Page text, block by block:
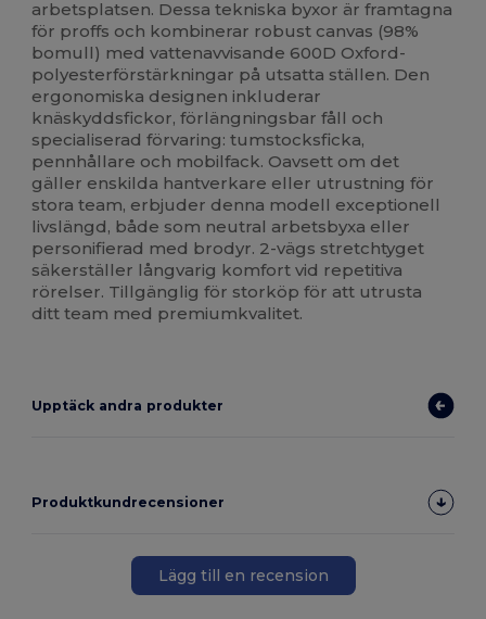
arbetsplatsen. Dessa tekniska byxor är framtagna
för proffs och kombinerar robust canvas (98%
bomull) med vattenavvisande 600D Oxford-
polyesterförstärkningar på utsatta ställen. Den
ergonomiska designen inkluderar
knäskyddsfickor, förlängningsbar fåll och
specialiserad förvaring: tumstocksficka,
pennhållare och mobilfack. Oavsett om det
gäller enskilda hantverkare eller utrustning för
stora team, erbjuder denna modell exceptionell
livslängd, både som neutral arbetsbyxa eller
personifierad med brodyr. 2-vägs stretchtyget
säkerställer långvarig komfort vid repetitiva
rörelser. Tillgänglig för storköp för att utrusta
ditt team med premiumkvalitet.
Upptäck andra produkter
Produktkundrecensioner
Lägg till en recension